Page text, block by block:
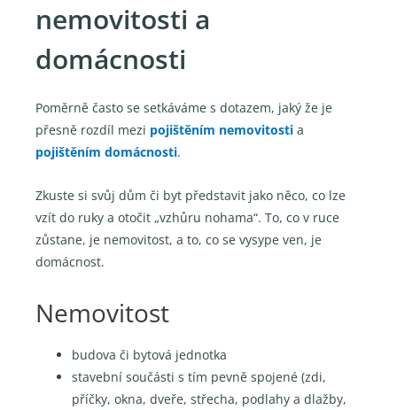
nemovitosti a
domácnosti
Poměrně často se setkáváme s dotazem, jaký že je
přesně rozdíl mezi pojištěním nemovitosti a
pojištěním domácnosti.
Zkuste si svůj dům či byt představit jako něco, co lze
vzít do ruky a otočit „vzhůru nohama“. To, co v ruce
zůstane, je nemovitost, a to, co se vysype ven, je
domácnost.
Nemovitost
budova či bytová jednotka
stavební součásti s tím pevně spojené (zdi,
příčky, okna, dveře, střecha, podlahy a dlažby,